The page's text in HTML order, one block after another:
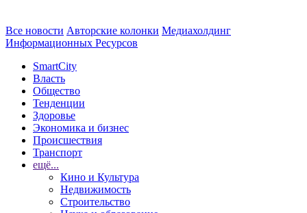
Все новости Авторские колонки Медиахолдинг
Информационных Ресурсов
SmartCity
Власть
Общество
Тенденции
Здоровье
Экономика и бизнес
Происшествия
Транспорт
ещё...
Кино и Культура
Недвижимость
Строительство